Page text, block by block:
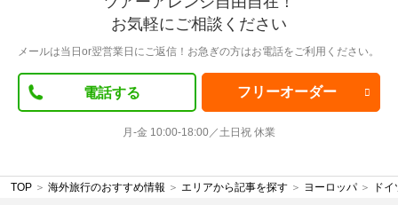
お気軽にご相談ください
メールは当日or翌営業日にご返信！お急ぎの方はお電話をご利用ください。
電話する フリーオーダー
月-金 10:00‐18:00／土日祝 休業
TOP 海外旅行のおすすめ情報 エリアから記事を探す ヨーロッパ ドイ